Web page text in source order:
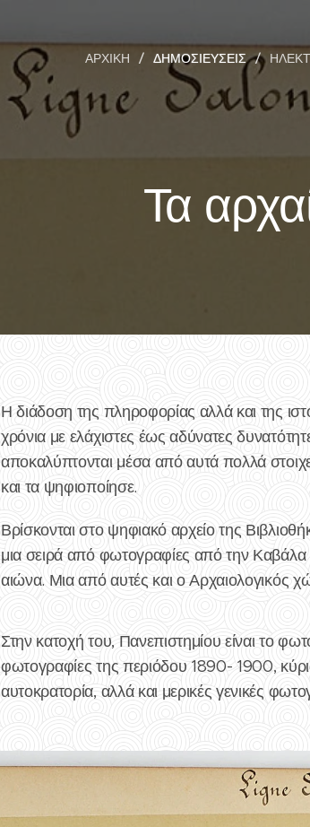
ΑΡΧΙΚΉ ΔΗΜΟΣΙΕΎΣΕΙΣ
Τα
Η διάδοση της πληροφορίας αλλά και της
χρόνια με ελάχιστες έως αδύνατες
αποκαλύπτονται μέσα από αυτά πολλά
και τα ψηφιοποίησε.
Βρίσκονται στο ψηφιακό αρχείο της
μια σειρά από φωτογραφίες από την Καβάλα
αιώνα. Μια από αυτές και ο Αρχαιολογικός
Στην κατοχή του, Πανεπιστημίου είναι το
φωτογραφίες της περιόδου 1890- 1900,
αυτοκρατορία, αλλά και μερικές γενικές